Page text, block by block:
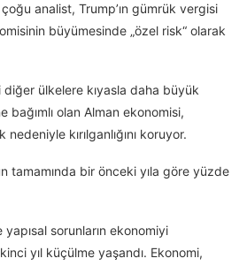
analist, Trump’ın gümrük vergisi
büyümesinde „özel risk“ olarak
ülkelere kıyasla daha büyük
bağımlı olan Alman ekonomisi,
nedeniyle kırılganlığını koruyor.
tamamında bir önceki yıla göre yüzde
sorunların ekonomiyi
yıl küçülme yaşandı. Ekonomi,